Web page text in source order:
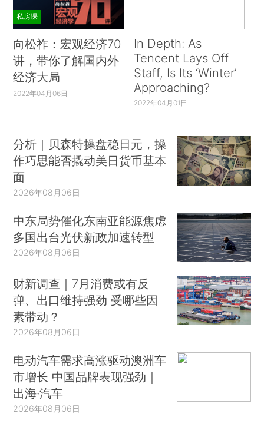
私房课
向松祚：宏观经济70
讲，带你了解国内外
经济大局
2022年04月06日
In Depth: As
Tencent Lays Off
Staff, Is Its ‘Winter’
Approaching?
2022年04月01日
分析｜贝森特操盘稳日元，操
作巧思能否撬动美日货币基本
面
2026年08月06日
中东局势催化东南亚能源焦虑
多国出台光伏新政加速转型
2026年08月06日
财新调查｜7月消费或有反
弹、出口维持强劲 受哪些因
素带动？
2026年08月06日
电动汽车需求高涨驱动澳洲车
市增长 中国品牌表现强劲｜
出海·汽车
2026年08月06日